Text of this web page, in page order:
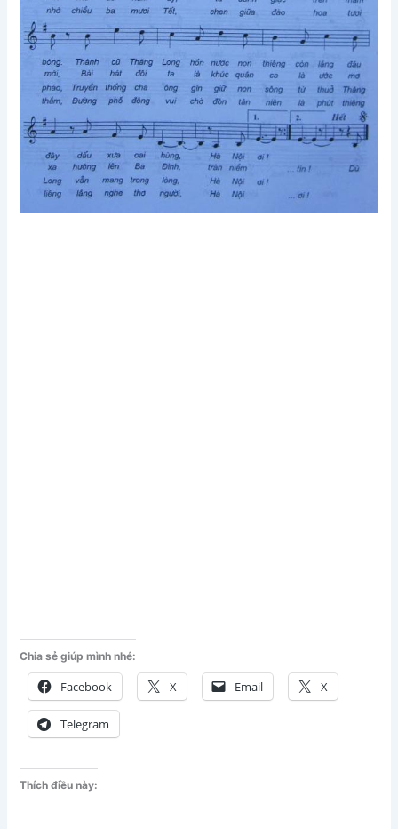
Chia sẻ giúp mình nhé:
Facebook X Email X
Telegram
Thích điều này: